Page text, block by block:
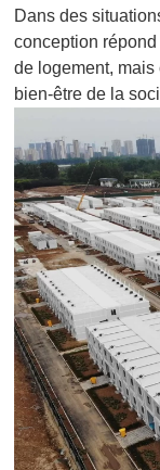
Dans des
conception
de logement,
bien-être de la